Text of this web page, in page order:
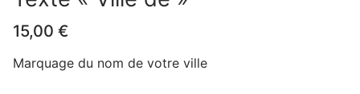
15,00 €
Marquage du nom de votre ville